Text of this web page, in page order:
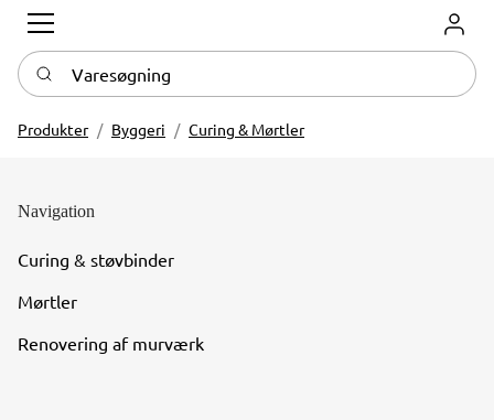
Log
Varesøgning
Produkter Byggeri Curing & Mørtler
Navigation
Curing & støvbinder
Mørtler
Renovering af murværk